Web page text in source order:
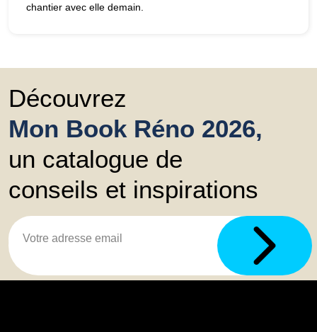
chantier avec elle demain.
Découvrez
Mon Book Réno 2026,
un catalogue de
conseils et inspirations